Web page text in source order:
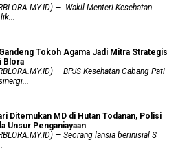
— Wakil Menteri Kesehatan
Tokoh Agama Jadi Mitra Strategis
Blora
— BPJS Kesehatan Cabang Pati
Ditemukan MD di Hutan Todanan, Polisi
Unsur Penganiayaan
— Seorang lansia berinisial S